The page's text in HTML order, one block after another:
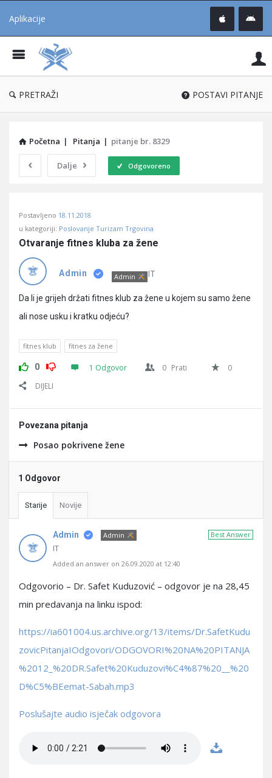
Aplikacije
®
PRETRAŽI POSTAVI PITANJE
Početna | Pitanja | pitanje br. 8329
Dalje Odgovoreno
Učene
Latest
Pitanja
Postavljeno 18.11.2018
u kategoriji: Poslovanje Turizam Trgovina
Otvaranje fitnes kluba za žene
Admin Admin IT
Da li je grijeh držati fitnes klub za žene u kojem su samo žene
ali nose usku i kratku odjeću?
fitnes klub fitnes za žene
0 1 Odgovor 0 Prati
0
DIJELI
Povezana pitanja
Posao pokrivene žene
1 Odgovor
Starije Novije
Best Answer
Admin Admin
IT
Added an answer on 26.09.2020 at 12:40
Odgovorio – Dr. Safet Kuduzović – odgovor je na 28,45
min predavanja na linku ispod:
https://ia601004.us.archive.org/13/items/Dr.SafetKudu
zovicPitanjaIOdgovori/ODGOVORI%20NA%20PITANJA
%2012_%20DR.Safet%20Kuduzovi%C4%87%20__%20
D%C5%BEemat-Sabah.mp3
Poslušajte audio isječak odgovora